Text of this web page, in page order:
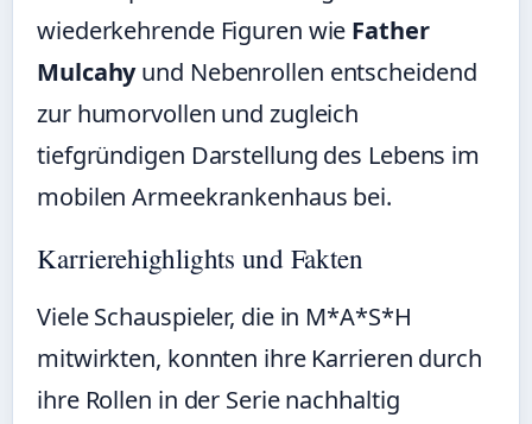
wiederkehrende Figuren wie Father
Mulcahyund Nebenrollen entscheidend
zur humorvollen und zugleich
tiefgründigen Darstellung des Lebens im
mobilen Armeekrankenhaus bei.
Karrierehighlights und Fakten
Viele Schauspieler, die in M*A*S*H
mitwirkten, konnten ihre Karrieren durch
ihre Rollen in der Serie nachhaltig